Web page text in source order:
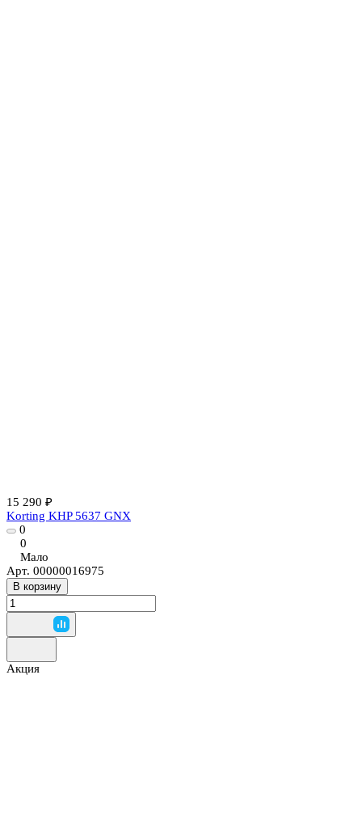
15 290 ₽
Korting KHP 5637 GNX
0
0
Мало
Арт. 00000016975
В корзину
Акция